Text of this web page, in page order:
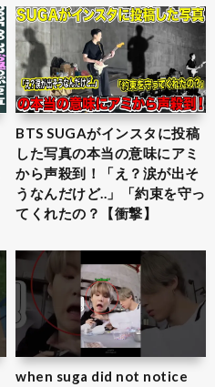
BTS SUGAがインスタに投稿
した写真の本当の意味にアミ
から声殺到！「え？涙が出そ
うなんだけど..」「約束を守っ
てくれたの？【衝撃】
when suga did not notice